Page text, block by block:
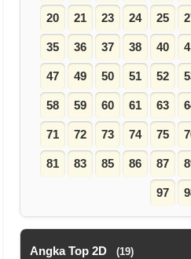
20 21 23 24 25
35 36 37 38 40
47 49 50 51 52
58 59 60 61 63
71 72 73 74 75
81 83 85 86 87
97
Angka Top 2D (19)